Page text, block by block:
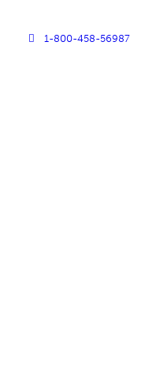
1-800-458-56987